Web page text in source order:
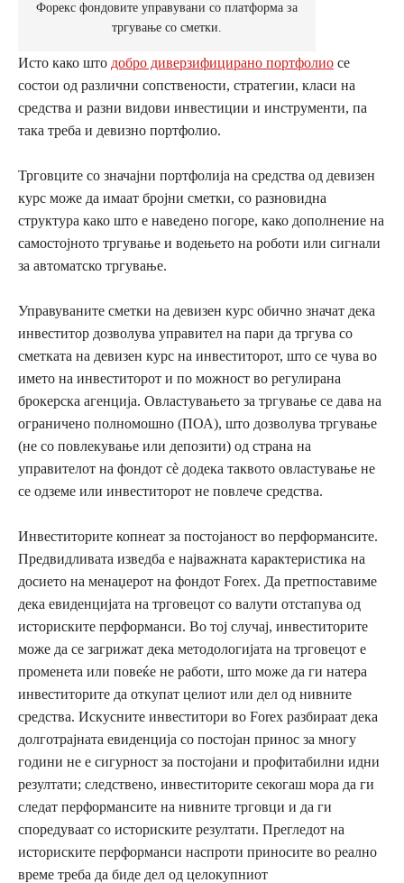
Форекс фондовите управувани со платформа за
тргување со сметки.
Исто како што добро диверзифицирано портфолио се
состои од различни сопствености, стратегии, класи на
средства и разни видови инвестиции и инструменти, па
така треба и девизно портфолио.
Трговците со значајни портфолија на средства од девизен
курс може да имаат бројни сметки, со разновидна
структура како што е наведено погоре, како дополнение на
самостојното тргување и водењето на роботи или сигнали
за автоматско тргување.
Управуваните сметки на девизен курс обично значат дека
инвеститор дозволува управител на пари да тргува со
сметката на девизен курс на инвеститорот, што се чува во
името на инвеститорот и по можност во регулирана
брокерска агенција. Овластувањето за тргување се дава на
ограничено полномошно (ПОА), што дозволува тргување
(не со повлекување или депозити) од страна на
управителот на фондот сè додека таквото овластување не
се одземе или инвеститорот не повлече средства.
Инвеститорите копнеат за постојаност во перформансите.
Предвидливата изведба е најважната карактеристика на
досието на менаџерот на фондот Forex. Да претпоставиме
дека евиденцијата на трговецот со валути отстапува од
историските перформанси. Во тој случај, инвеститорите
може да се загрижат дека методологијата на трговецот е
променета или повеќе не работи, што може да ги натера
инвеститорите да откупат целиот или дел од нивните
средства. Искусните инвеститори во Forex разбираат дека
долготрајната евиденција со постојан принос за многу
години не е сигурност за постојани и профитабилни идни
резултати; следствено, инвеститорите секогаш мора да ги
следат перформансите на нивните трговци и да ги
споредуваат со историските резултати. Прегледот на
историските перформанси наспроти приносите во реално
време треба да биде дел од целокупниот